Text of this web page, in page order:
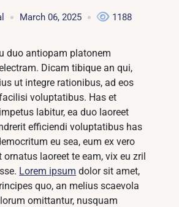
March 06, 2025 1188
u duo antiopam platonem
Dicam tibique an qui,
ius ut integre rationibus, ad eos
voluptatibus. Has et
impetus labitur, ea duo laoreet
efficiendi voluptatibus has
eu sea, eum ex vero
ornatus laoreet te eam, vix eu zril
Lorem ipsum dolor sit amet,
quo, an melius scaevola
omittantur, nusquam